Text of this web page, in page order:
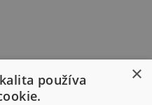
×
používa